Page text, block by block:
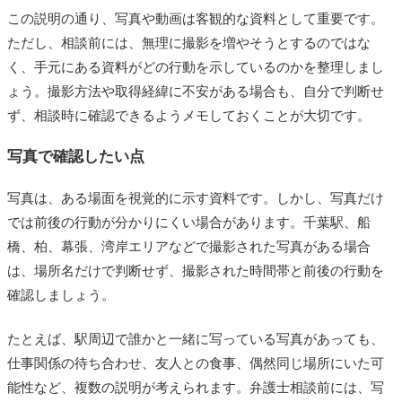
この説明の通り、写真や動画は客観的な資料として重要です。
ただし、相談前には、無理に撮影を増やそうとするのではな
く、手元にある資料がどの行動を示しているのかを整理しまし
ょう。撮影方法や取得経緯に不安がある場合も、自分で判断せ
ず、相談時に確認できるようメモしておくことが大切です。
写真で確認したい点
写真は、ある場面を視覚的に示す資料です。しかし、写真だけ
では前後の行動が分かりにくい場合があります。千葉駅、船
橋、柏、幕張、湾岸エリアなどで撮影された写真がある場合
は、場所名だけで判断せず、撮影された時間帯と前後の行動を
確認しましょう。
たとえば、駅周辺で誰かと一緒に写っている写真があっても、
仕事関係の待ち合わせ、友人との食事、偶然同じ場所にいた可
能性など、複数の説明が考えられます。弁護士相談前には、写